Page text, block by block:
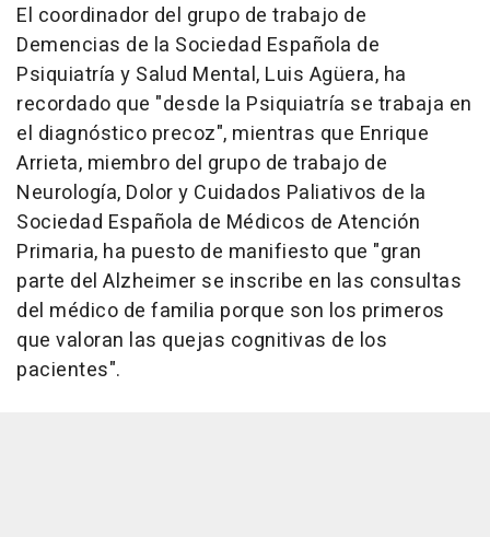
El coordinador del grupo de trabajo de
Demencias de la Sociedad Española de
Psiquiatría y Salud Mental, Luis Agüera, ha
recordado que "desde la Psiquiatría se trabaja en
el diagnóstico precoz", mientras que Enrique
Arrieta, miembro del grupo de trabajo de
Neurología, Dolor y Cuidados Paliativos de la
Sociedad Española de Médicos de Atención
Primaria, ha puesto de manifiesto que "gran
parte del Alzheimer se inscribe en las consultas
del médico de familia porque son los primeros
que valoran las quejas cognitivas de los
pacientes".